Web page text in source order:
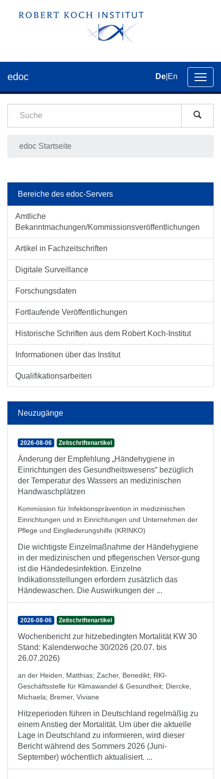
der
edoc De En
edoc Startseite
Bereiche des edoc-Servers
Amtliche
Bekanntmachungen/Kommissionsveröffentlichungen
Artikel in Fachzeitschriften
Digitale Surveillance
Forschungsdaten
Fortlaufende Veröffentlichungen
Historische Schriften aus dem Robert Koch-Institut
Informationen über das Institut
Qualifikationsarbeiten
Neuzugänge
2026-08-06 Zeitschriftenartikel
Änderung der Empfehlung „Händehygiene in
Einrichtungen des Gesundheitswesens“ bezüglich
der Temperatur des Wassers an medizinischen
Handwaschplätzen
Kommission für Infektionsprävention in medizinischen
Einrichtungen und in Einrichtungen und Unternehmen der
Pflege und Eingliederungshilfe (KRINKO)
Die wichtigste Einzelmaßnahme der Händehygiene
in der medizinischen und pflegerischen Versor-gung
ist die Händedesinfektion. Einzelne
Indikationsstellungen erfordern zusätzlich das
Händewaschen. Die Auswirkungen der ...
2026-08-06 Zeitschriftenartikel
Wochenbericht zur hitzebedingten Mortalität KW 30
Stand: Kalenderwoche 30/2026 (20.07. bis
26.07.2026)
an der Heiden, Matthias; Zacher, Benedikt; RKI-
Geschäftsstelle für Klimawandel & Gesundheit; Diercke,
Michaela; Bremer, Viviane
Hitzeperioden führen in Deutschland regelmäßig zu
einem Anstieg der Mortalität. Um über die aktuelle
Lage in Deutschland zu informieren, wird dieser
Bericht während des Sommers 2026 (Juni-
September) wöchentlich aktualisiert. ...